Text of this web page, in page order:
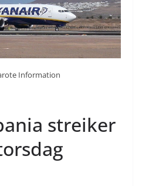
Information
streiker